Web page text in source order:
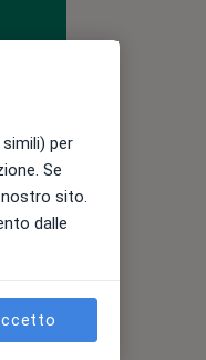
11 Ago
per
Se
sito.
dalle